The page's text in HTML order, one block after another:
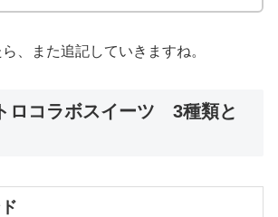
、また追記していきますね。
ロコラボスイーツ 3種類と